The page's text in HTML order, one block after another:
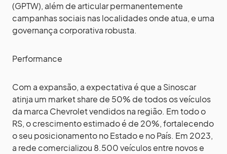
(GPTW), além de articular permanentemente
campanhas sociais nas localidades onde atua, e uma
governança corporativa robusta.
Performance
Com a expansão, a expectativa é que a Sinoscar
atinja um market share de 50% de todos os veículos
da marca Chevrolet vendidos na região. Em todo o
RS, o crescimento estimado é de 20%, fortalecendo
o seu posicionamento no Estado e no País. Em 2023,
a rede comercializou 8.500 veículos entre novos e